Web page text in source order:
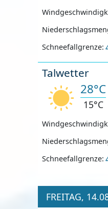
Schneefallgrenze:
Talwetter
28°C
15°C
Schneefallgrenze:
FREITAG,